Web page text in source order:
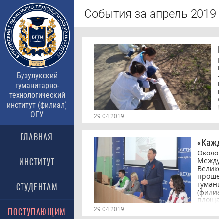
Бузулукский
гуманитарно-
технологический
институт (филиал)
ОГУ
ГЛАВНАЯ
ИНСТИТУТ
СТУДЕНТАМ
ПОСТУПАЮЩИМ
События за апрель 2019
29.04.2019
29.04.2019